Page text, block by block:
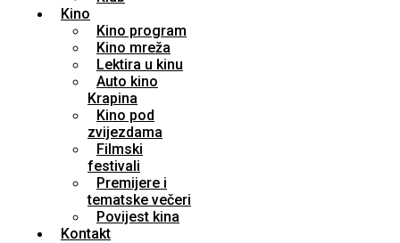
Kino
Kino program
Kino mreža
Lektira u kinu
Auto kino
Krapina
Kino pod
zvijezdama
Filmski
festivali
Premijere i
tematske večeri
Povijest kina
Kontakt